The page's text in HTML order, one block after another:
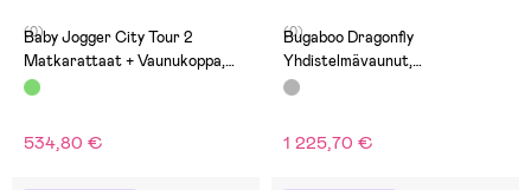
(0)
Baby Jogger City Tour 2
Matkarattaat + Vaunukoppa,
Everett Green/Jet
534,80 €
(0)
Bugaboo Dragonfly
Yhdistelmävaunut,
Graphite/Grey Melange
1 225,70 €